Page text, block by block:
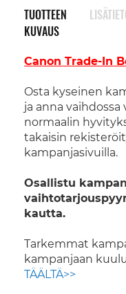
TUOTTEEN
KUVAUS
Canon Trade-In
Osta kyseinen
ja anna
normaalin
takaisin
kampanjasivuilla.
Osallistu
kautta.
Tarkemmat
kampanjaan
TÄÄLTÄ>>